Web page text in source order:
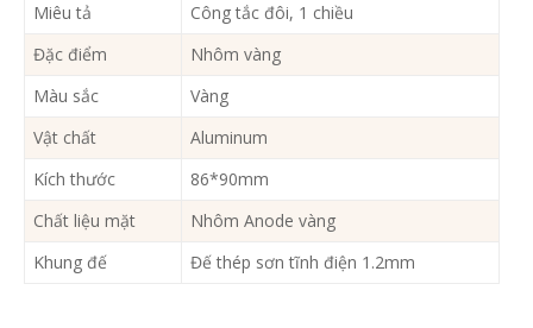
Miêu tả
Công tắc đôi, 1 chiều
Đặc điểm
Nhôm vàng
Màu sắc
Vàng
Vật chất
Aluminum
Kích thước
86*90mm
Chất liệu mặt
Nhôm Anode vàng
Khung đế
Đế thép sơn tĩnh điện 1.2mm